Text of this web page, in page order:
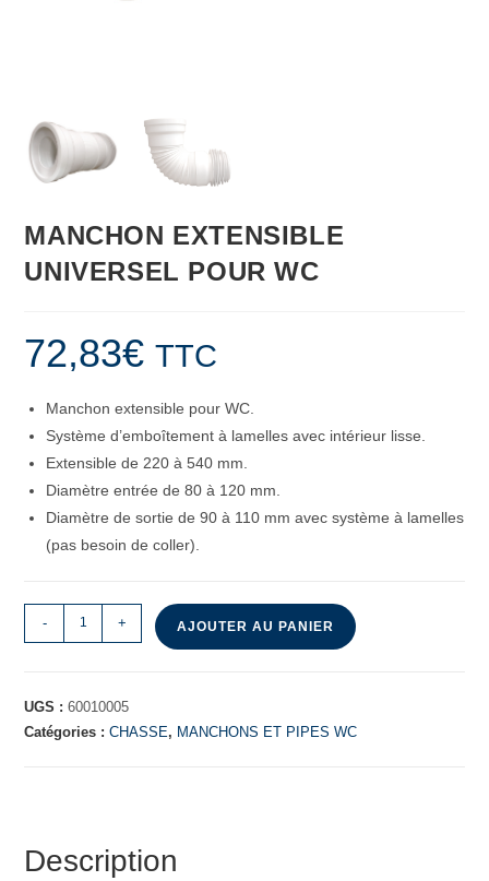
MANCHON EXTENSIBLE
UNIVERSEL POUR WC
72,83€ TTC
Manchon extensible pour WC.
Système d’emboîtement à lamelles avec intérieur lisse.
Extensible de 220 à 540 mm.
Diamètre entrée de 80 à 120 mm.
Diamètre de sortie de 90 à 110 mm avec système à lamelles
(pas besoin de coller).
- + AJOUTER AU PANIER
UGS :60010005
Catégories :CHASSE, MANCHONS ET PIPES WC
Description